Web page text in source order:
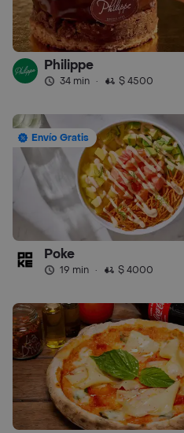
Philippe
34 min · $ 4500
Envío Gratis
Poke
19 min · $ 4000